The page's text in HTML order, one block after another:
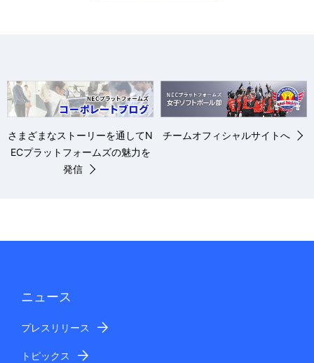
さまざまなストーリーを通してN
ECプラットフォームズの魅力を
発信
チームオフィシャルサイトへ
ニュース
プレスリリース
トピックス